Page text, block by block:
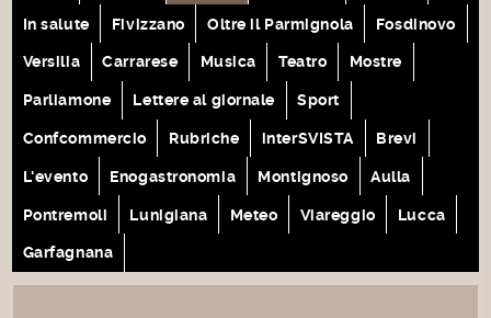
In salute Fivizzano Oltre il Parmignola Fosdinovo
Versilia Carrarese Musica Teatro Mostre
Parliamone Lettere al giornale Sport
Confcommercio Rubriche interSVISTA Brevi
L'evento Enogastronomia Montignoso Aulla
Pontremoli Lunigiana Meteo Viareggio Lucca
Garfagnana